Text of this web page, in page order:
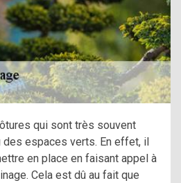
qui sont très souvent
des espaces verts. En effet, il
en place en faisant appel à
Cela est dû au fait que